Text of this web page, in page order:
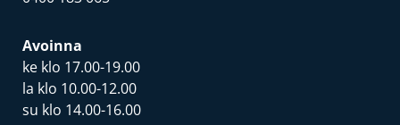
Avoinna
ke klo 17.00-19.00
la klo 10.00-12.00
su klo 14.00-16.00